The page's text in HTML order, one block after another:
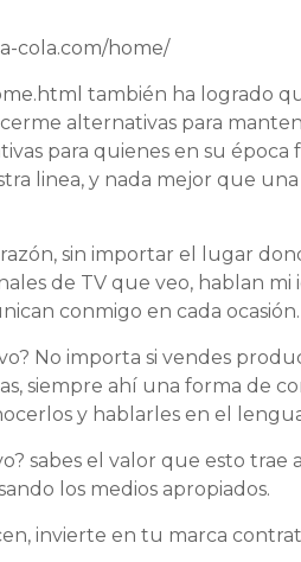
cola.com/home/
también ha logrado
alternativas para
para quienes en su
linea, y nada mejor que
sin importar el lugar
de TV que veo, hablan
conmigo en cada ocasión.
No importa si vendes
siempre ahí una forma de
y hablarles en el
el valor que esto trae
los medios apropiados.
invierte en tu marca